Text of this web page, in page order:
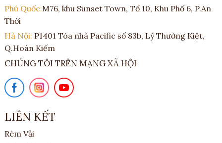
Phú Quốc:M76, khu Sunset Town, Tổ 10, Khu Phố 6, P.An
Thới
Hà Nội: P1401 Tòa nhà Pacific số 83b, Lý Thường Kiệt,
Q.Hoàn Kiếm
CHÚNG TÔI TRÊN MẠNG XÃ HỘI
LIÊN KẾT
Rèm Vải